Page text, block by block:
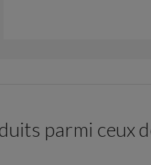
parmi ceux